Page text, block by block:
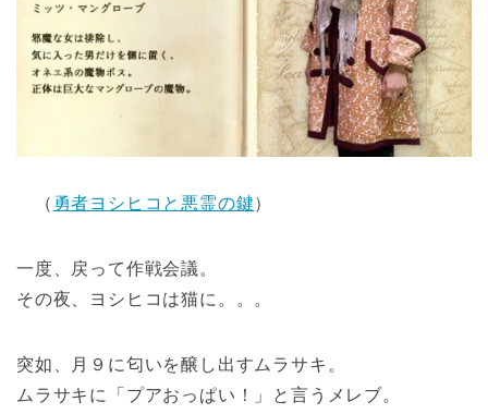
（ 勇者ヨシヒコと悪霊の鍵）
一度、戻って作戦会議。
その夜、ヨシヒコは猫に。。。
突如、月９に匂いを醸し出すムラサキ。
ムラサキに「プアおっぱい！」と言うメレブ。